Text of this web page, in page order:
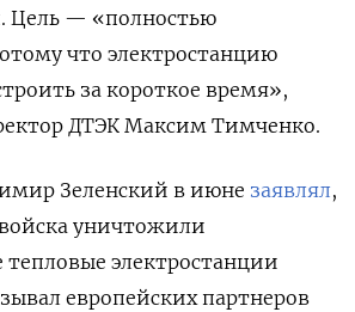
Цель — «полностью
что электростанцию
за короткое время»,
ДТЭК Максим Тимченко.
Зеленский в июне заявлял,
уничтожили
тепловые электростанции
европейских партнеров